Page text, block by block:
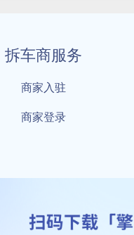
拆车商服务
商家入驻
商家登录
快 All Rights Reserved
号： 鲁公网安备